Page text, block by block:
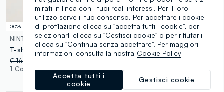
100% Cotone
NINTENDO
€ 16,95
1 Colori
100% Cotone
B.ANGEL
5 Colori
mirati in linea con i tuoi reali interessi. Per il loro
utilizzo serve il tuo consenso. Per accettare i cookie
di profilazione clicca su "accetta tutti i cookie", per
selezionarli clicca su "Gestisci cookie" o per rifiutarli
clicca su "Continua senza accettare". Per maggiori
informazioni consulta la nostra Cookie Policy
Gestisci cookie
Accetta tutti i
cookie